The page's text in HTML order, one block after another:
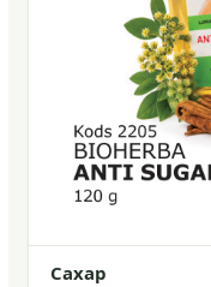
Сахар